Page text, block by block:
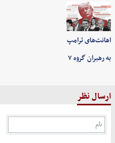
اهانت‌های ترامپ
به رهبران گروه ۷
ارسال نظر